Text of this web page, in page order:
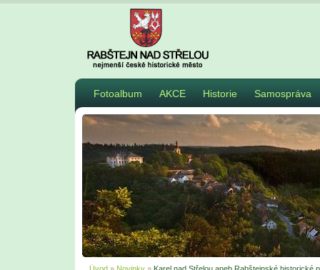
Fotoalbum AKCE Historie Samospráva